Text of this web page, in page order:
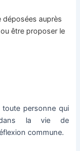
déposées auprès
être proposer le
personne qui
dans la vie de
commune.